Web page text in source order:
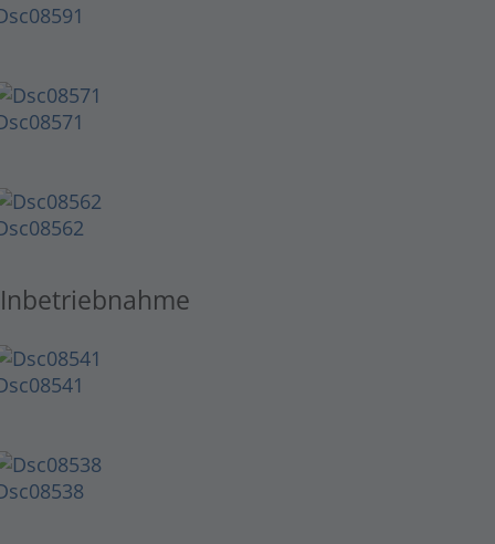
Inbetriebnahme